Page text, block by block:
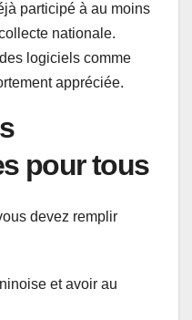
participé à au moins
nationale.
logiciels comme
appréciée.
pour tous
devez remplir
et avoir au